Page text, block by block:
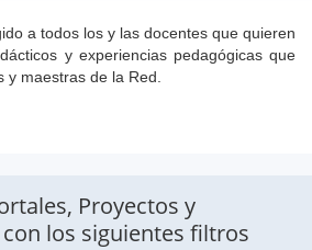
a todos los y las docentes que quieren
y experiencias pedagógicas que
y maestras de la Red.
Proyectos y
los siguientes filtros